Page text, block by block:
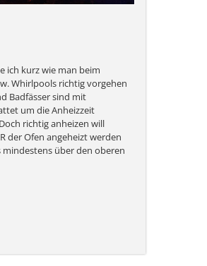
ich kurz wie man beim
Whirlpools richtig vorgehen
Badfässer sind mit
um die Anheizzeit
richtig anheizen will
der Ofen angeheizt werden
mindestens über den oberen